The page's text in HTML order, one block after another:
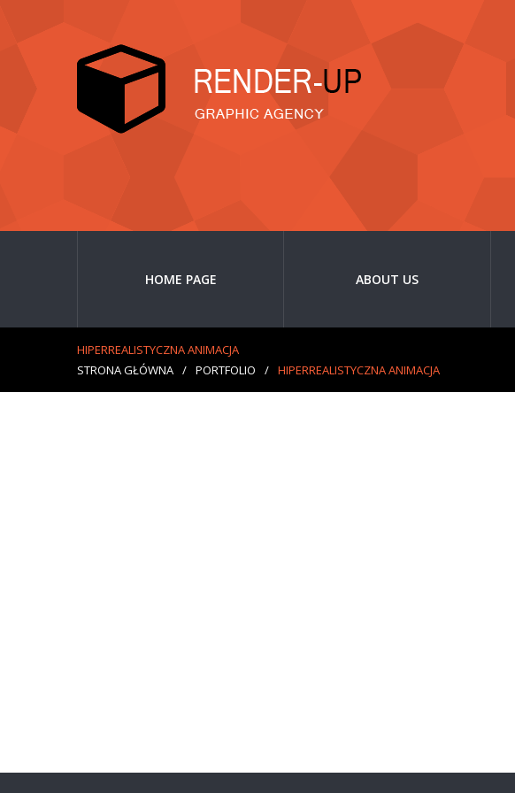
HOME PAGE ABOUT US
HIPERREALISTYCZNA ANIMACJA
STRONA GŁÓWNA / PORTFOLIO / HIPERREALISTYCZNA ANIMACJA